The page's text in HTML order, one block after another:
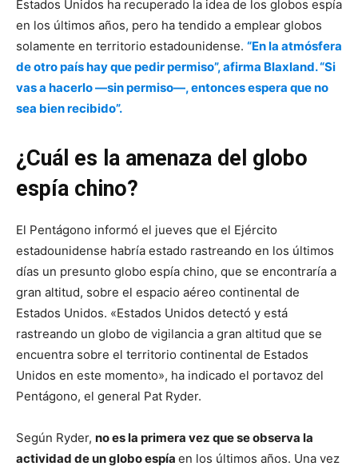
Estados Unidos ha recuperado la idea de los globos espía
en los últimos años, pero ha tendido a emplear globos
solamente en territorio estadounidense. “En la atmósfera
de otro país hay que pedir permiso”, afirma Blaxland. “Si
vas a hacerlo —sin permiso—, entonces espera que no
sea bien recibido”.
¿Cuál es la amenaza del globo
espía chino?
El Pentágono informó el jueves que el Ejército
estadounidense habría estado rastreando en los últimos
días un presunto globo espía chino, que se encontraría a
gran altitud, sobre el espacio aéreo continental de
Estados Unidos. «Estados Unidos detectó y está
rastreando un globo de vigilancia a gran altitud que se
encuentra sobre el territorio continental de Estados
Unidos en este momento», ha indicado el portavoz del
Pentágono, el general Pat Ryder.
Según Ryder, no es la primera vez que se observa la
actividad de un globo espía en los últimos años. Una vez